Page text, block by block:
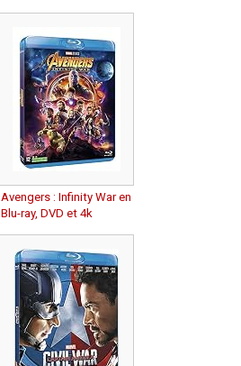
Avengers : Infinity War en
Blu-ray, DVD et 4k